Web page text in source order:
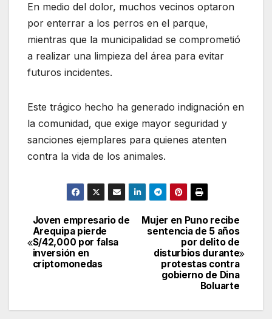
En medio del dolor, muchos vecinos optaron
por enterrar a los perros en el parque,
mientras que la municipalidad se comprometió
a realizar una limpieza del área para evitar
futuros incidentes.
Este trágico hecho ha generado indignación en
la comunidad, que exige mayor seguridad y
sanciones ejemplares para quienes atenten
contra la vida de los animales.
Navegación
de
entradas
Mujer en Puno recibe
sentencia de 5 años
por delito de
disturbios durante
protestas contra
gobierno de Dina
Boluarte
Joven empresario de
Arequipa pierde
S/42,000 por falsa
inversión en
criptomonedas